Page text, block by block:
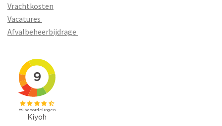
Vrachtkosten
Vacatures
Afvalbeheerbijdrage